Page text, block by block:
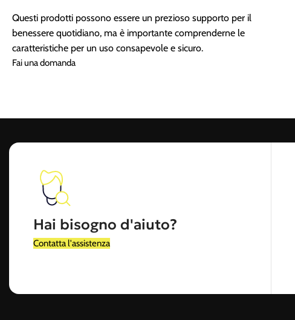
Questi prodotti possono essere un prezioso supporto per il
benessere quotidiano, ma è importante comprenderne le
caratteristiche per un uso consapevole e sicuro.
Fai una domanda
Hai bisogno d'aiuto?
Contatta l'assistenza